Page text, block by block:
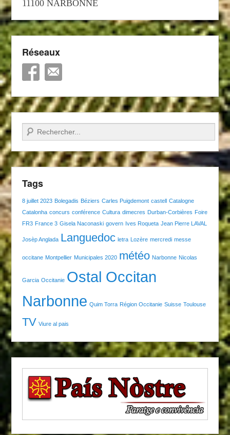
11100 NARBONNE
Réseaux
Recherche
Tags
8 juillet 2023 Bolegadis Béziers Carles Puigdemont castell Catalogne
Catalonha concurs conférence Cultura dimecres Durban-Corbières Foire
FR3 France 3 Gisela Naconaski govern Ives Roqueta Jean Pierre LAVAL
Josèp Anglada Languedoc letra Lozère mercredi messe
occitane Montpellier Municipales 2020 météo Narbonne Nicolas
Garcia Occitanie Ostal Occitan
Narbonne Quim Torra Région Occitanie Suisse Toulouse
TV Viure al pais